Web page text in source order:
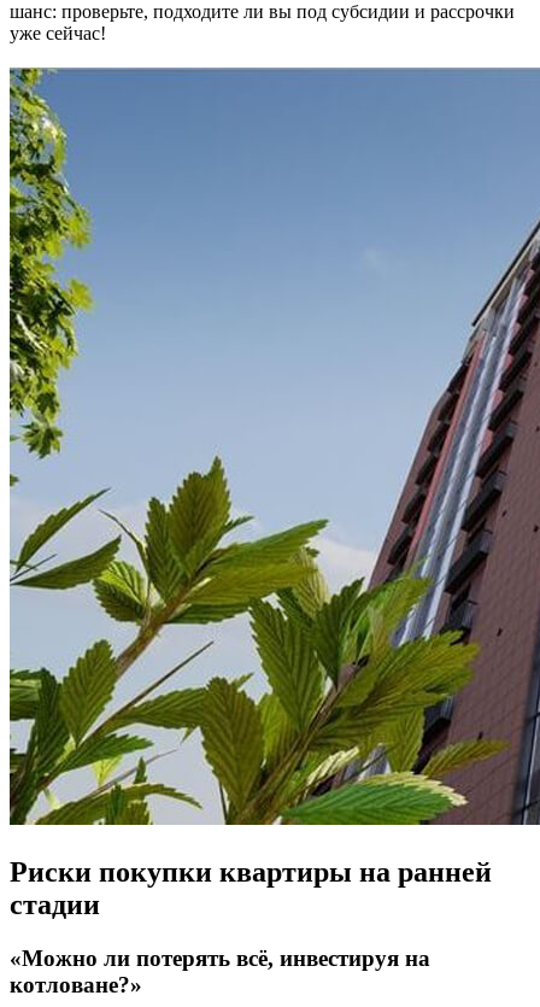
шанс: проверьте, подходите ли вы под субсидии и рассрочки
уже сейчас!
Риски покупки квартиры на ранней
стадии
«Можно ли потерять всё, инвестируя на
котловане?»